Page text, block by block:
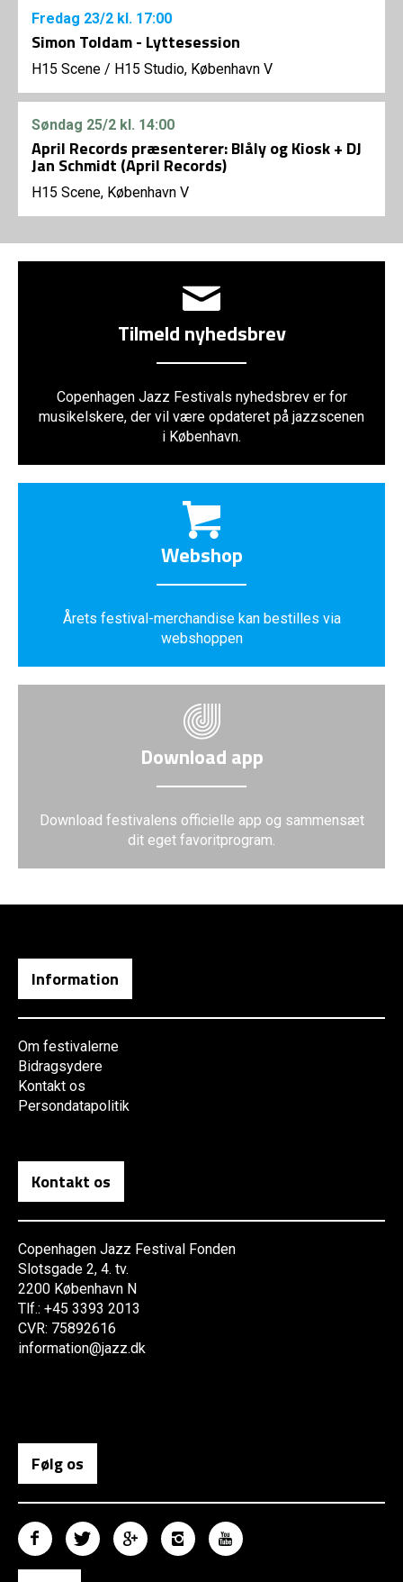
Fredag 23/2 kl. 17:00
Simon Toldam - Lyttesession
H15 Scene / H15 Studio, København V
Søndag 25/2 kl. 14:00
April Records præsenterer: Blåly og Kiosk + DJ
Jan Schmidt (April Records)
H15 Scene, København V
Tilmeld nyhedsbrev
Copenhagen Jazz Festivals nyhedsbrev er for
musikelskere, der vil være opdateret på jazzscenen
i København.
Webshop
Årets festival-merchandise kan bestilles via
webshoppen
Download app
Download festivalens officielle app og sammensæt
dit eget favoritprogram.
Information
Om festivalerne
Bidragsydere
Kontakt os
Persondatapolitik
Kontakt os
Copenhagen Jazz Festival Fonden
Slotsgade 2, 4. tv.
2200 København N
Tlf.: +45 3393 2013
CVR: 75892616
information@jazz.dk
Følg os